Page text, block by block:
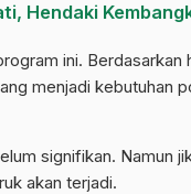
Hendaki
ini. Berdasarkan
menjadi kebutuhan
signifikan. Namun
akan terjadi.